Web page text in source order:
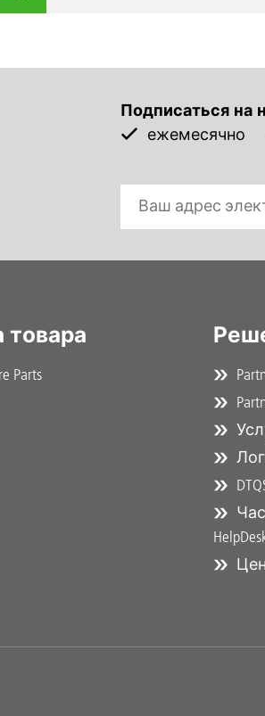
Подписаться на
ежемесячно
товара
Parts